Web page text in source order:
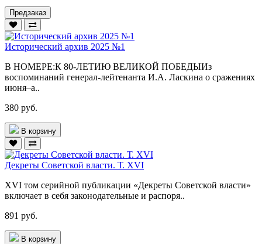
Предзаказ
Исторический архив 2025 №1
В НОМЕРЕ:К 80-ЛЕТИЮ ВЕЛИКОЙ ПОБЕДЫИз
воспоминаний генерал-лейтенанта И.А. Ласкина о сражениях
июня–а..
380 руб.
В корзину
Декреты Советской власти. Т. XVI
XVI том серийной публикации «Декреты Советской власти»
включает в себя законодательные и распоря..
891 руб.
В корзину